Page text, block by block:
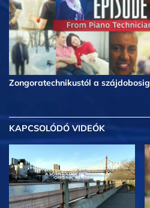
Zongoratechnikustól a szájdobosig
KAPCSOLÓDÓ VIDEÓK